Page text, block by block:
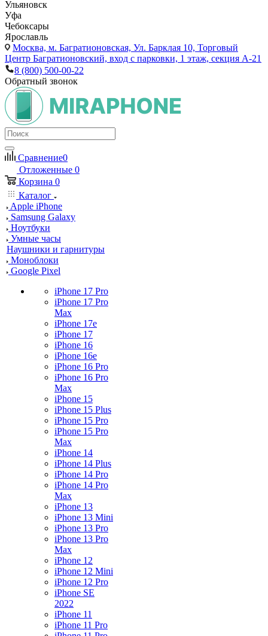
Ульяновск
Уфа
Чебоксары
Ярославль
Москва, м. Багратионовская, Ул. Барклая 10, Торговый
Центр Багратионовский, вход с парковки, 1 этаж, секция А-21
8 (800) 500-00-22
Обратный звонок
Сравнение0
Отложенные 0
Корзина 0
Каталог
Apple iPhone
Samsung Galaxy
Ноутбуки
Умные часы
Наушники и гарнитуры
Моноблоки
Google Pixel
iPhone 17 Pro
iPhone 17 Pro
Max
iPhone 17e
iPhone 17
iPhone 16
iPhone 16e
iPhone 16 Pro
iPhone 16 Pro
Max
iPhone 15
iPhone 15 Plus
iPhone 15 Pro
iPhone 15 Pro
Max
iPhone 14
iPhone 14 Plus
iPhone 14 Pro
iPhone 14 Pro
Max
iPhone 13
iPhone 13 Mini
iPhone 13 Pro
iPhone 13 Pro
Max
iPhone 12
iPhone 12 Mini
iPhone 12 Pro
iPhone SE
2022
iPhone 11
iPhone 11 Pro